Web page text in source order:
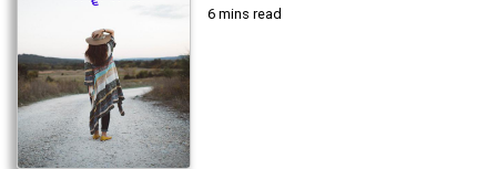
6 mins read